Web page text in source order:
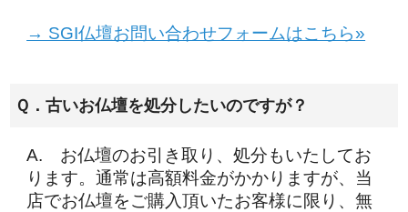
→ SGI仏壇お問い合わせフォームはこちら»
Ｑ．古いお仏壇を処分したいのですが？
A. お仏壇のお引き取り、処分もいたしてお
ります。通常は高額料金がかかりますが、当
店でお仏壇をご購入頂いたお客様に限り、無